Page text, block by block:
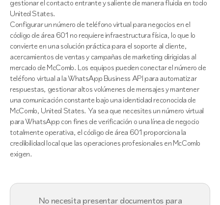
gestionar el contacto entrante y saliente de manera fluida en todo
United States.
Configurar un número de teléfono virtual para negocios en el
código de área 601 no requiere infraestructura física, lo que lo
convierte en una solución práctica para el soporte al cliente,
acercamientos de ventas y campañas de marketing dirigidas al
mercado de McComb. Los equipos pueden conectar el número de
teléfono virtual a la WhatsApp Business API para automatizar
respuestas, gestionar altos volúmenes de mensajes y mantener
una comunicación constante bajo una identidad reconocida de
McComb, United States. Ya sea que necesites un número virtual
para WhatsApp con fines de verificación o una línea de negocio
totalmente operativa, el código de área 601 proporciona la
credibilidad local que las operaciones profesionales en McComb
exigen.
No necesita presentar documentos para